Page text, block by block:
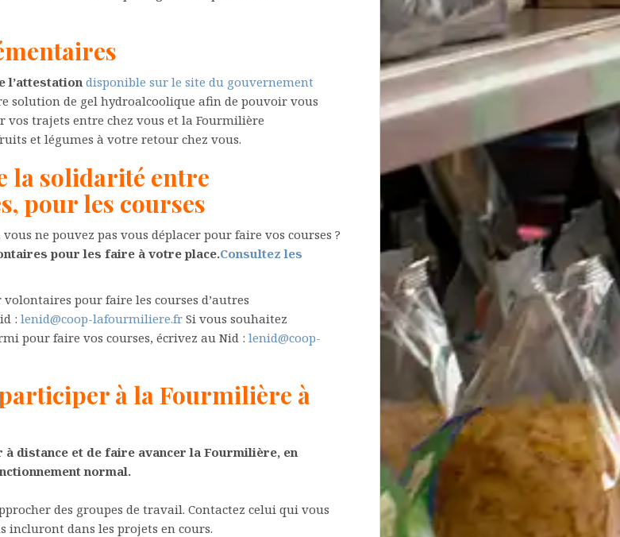
l’attestation disponible sur le site du gouvernement
solution de gel hydroalcoolique afin de pouvoir vous
vos trajets entre chez vous et la Fourmilière
et légumes à votre retour chez vous.
la solidarité entre
pour les courses
ne pouvez pas vous déplacer pour faire vos courses ?
pour les faire à votre place.Consultez les
pour faire les courses d’autres
: lenid@coop-lafourmiliere.fr Si vous souhaitez
pour faire vos courses, écrivez au Nid : lenid@coop-
à la Fourmilière à
à distance et de faire avancer la Fourmilière, en
normal.
des groupes de travail. Contactez celui qui vous
incluront dans les projets en cours.